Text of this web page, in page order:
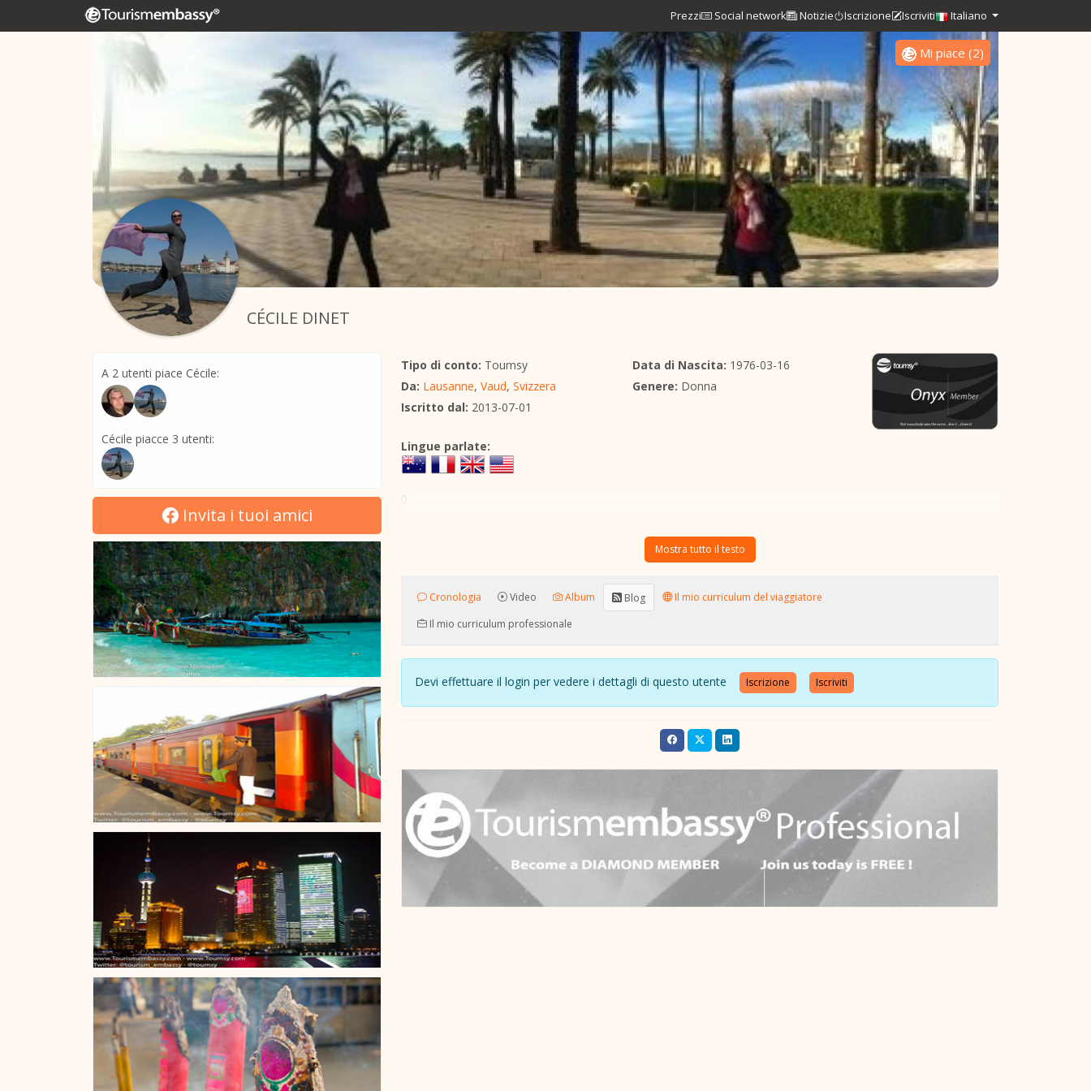
Prezzi Social network Notizie Iscrizione Iscriviti Italiano
CÉCILE DINET
Mi piace (2)
A 2 utenti piace Cécile:
Cécile piacce 3 utenti:
Invita i tuoi amici
Tipo di conto: Toumsy
Da: Lausanne, Vaud, Svizzera
Iscritto dal: 2013-07-01
Data di Nascita: 1976-03-16
Genere: Donna
Lingue parlate:
Mostra tutto il testo
Cronologia Video Album Blog
Il mio curriculum del viaggiatore
Il mio curriculum professionale
Devi effettuare il login per vedere i dettagli di questo utente Iscrizione Iscriviti